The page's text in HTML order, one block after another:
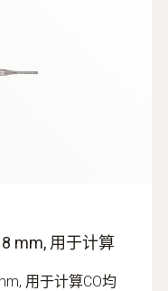
型基础款套
mm, 用于计算
用于计算CO均